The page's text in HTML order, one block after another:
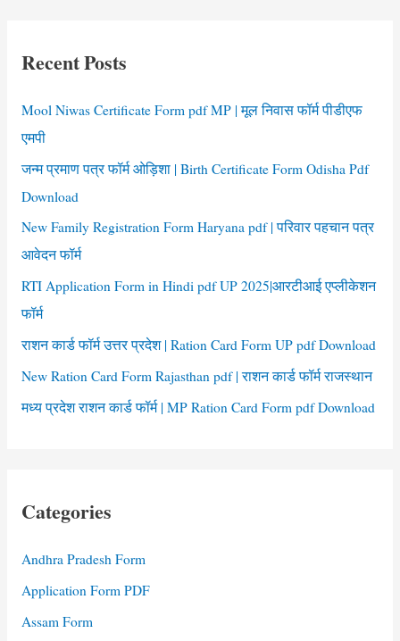
f
o
:
Recent Posts
Mool Niwas Certificate Form pdf MP | मूल निवास फॉर्म पीडीएफ
एमपी
जन्म प्रमाण पत्र फॉर्म ओड़िशा | Birth Certificate Form Odisha Pdf
Download
New Family Registration Form Haryana pdf | परिवार पहचान पत्र
आवेदन फॉर्म
RTI Application Form in Hindi pdf UP 2025|आरटीआई एप्लीकेशन
फॉर्म
राशन कार्ड फॉर्म उत्तर प्रदेश | Ration Card Form UP pdf Download
New Ration Card Form Rajasthan pdf | राशन कार्ड फॉर्म राजस्थान
मध्य प्रदेश राशन कार्ड फॉर्म | MP Ration Card Form pdf Download
Categories
Andhra Pradesh Form
Application Form PDF
Assam Form